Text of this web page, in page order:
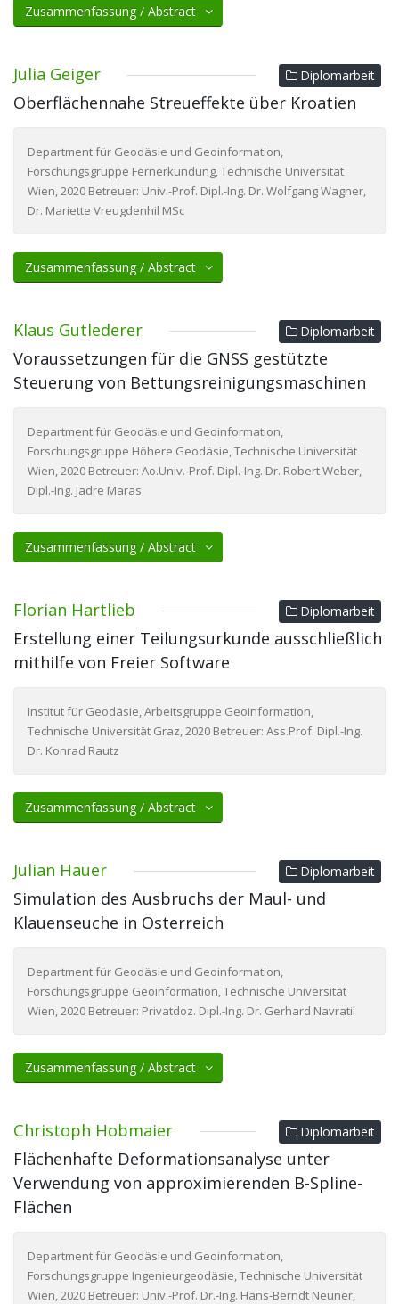
Zusammenfassung / Abstract
Julia Geiger Diplomarbeit
Oberflächennahe Streueffekte über Kroatien
Department für Geodäsie und Geoinformation,
Forschungsgruppe Fernerkundung, Technische Universität
Wien, 2020 Betreuer: Univ.-Prof. Dipl.-Ing. Dr. Wolfgang Wagner,
Dr. Mariette Vreugdenhil MSc
Zusammenfassung / Abstract
Klaus Gutlederer Diplomarbeit
Voraussetzungen für die GNSS gestützte
Steuerung von Bettungsreinigungsmaschinen
Department für Geodäsie und Geoinformation,
Forschungsgruppe Höhere Geodäsie, Technische Universität
Wien, 2020 Betreuer: Ao.Univ.-Prof. Dipl.-Ing. Dr. Robert Weber,
Dipl.-Ing. Jadre Maras
Zusammenfassung / Abstract
Florian Hartlieb Diplomarbeit
Erstellung einer Teilungsurkunde ausschließlich
mithilfe von Freier Software
Institut für Geodäsie, Arbeitsgruppe Geoinformation,
Technische Universität Graz, 2020 Betreuer: Ass.Prof. Dipl.-Ing.
Dr. Konrad Rautz
Zusammenfassung / Abstract
Julian Hauer Diplomarbeit
Simulation des Ausbruchs der Maul- und
Klauenseuche in Österreich
Department für Geodäsie und Geoinformation,
Forschungsgruppe Geoinformation, Technische Universität
Wien, 2020 Betreuer: Privatdoz. Dipl.-Ing. Dr. Gerhard Navratil
Zusammenfassung / Abstract
Christoph Hobmaier Diplomarbeit
Flächenhafte Deformationsanalyse unter
Verwendung von approximierenden B-Spline-
Flächen
Department für Geodäsie und Geoinformation,
Forschungsgruppe Ingenieurgeodäsie, Technische Universität
Wien, 2020 Betreuer: Univ.-Prof. Dr.-Ing. Hans-Berndt Neuner,